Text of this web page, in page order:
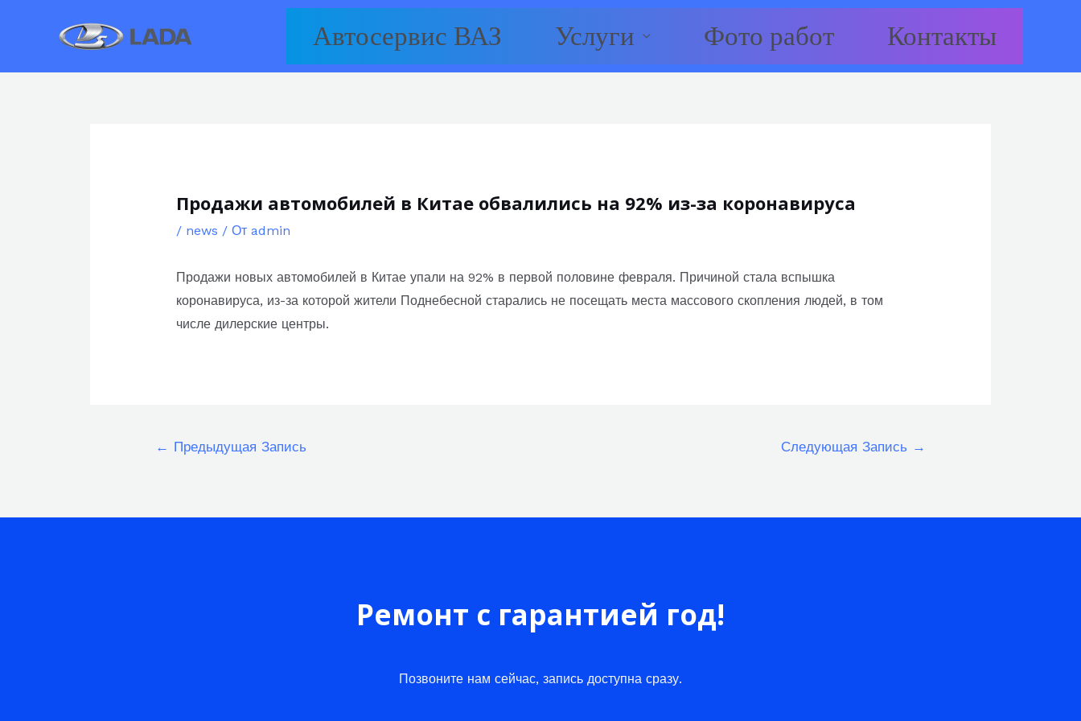
Автосервис ВАЗ Услуги Фото работ Контакты
Продажи автомобилей в Китае обвалились на 92% из-за коронавируса
/ news / От admin
Продажи новых автомобилей в Китае упали на 92% в первой половине февраля. Причиной стала вспышка
коронавируса, из-за которой жители Поднебесной старались не посещать места массового скопления людей, в том
числе дилерские центры.
Навигация
← Предыдущая Запись Следующая Запись →
Ремонт с гарантией год!
Позвоните нам сейчас, запись доступна сразу.